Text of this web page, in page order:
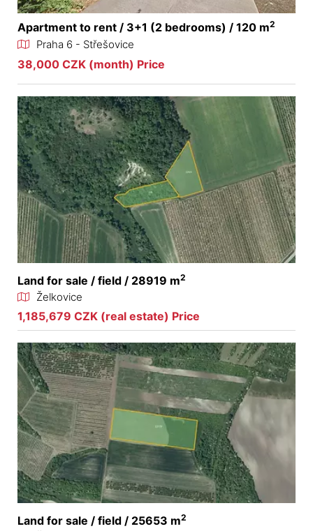
Apartment to rent / 3+1 (2 bedrooms) / 120 m2
Praha 6 - Střešovice
38,000 CZK (month) Price
Land for sale / field / 28919 m2
Želkovice
1,185,679 CZK (real estate) Price
Land for sale / field / 25653 m2